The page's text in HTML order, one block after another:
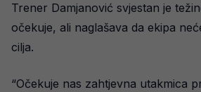
Trener Damjanović svjestan je
očekuje, ali naglašava da ekipa
cilja.
“Očekuje nas zahtjevna utakmica